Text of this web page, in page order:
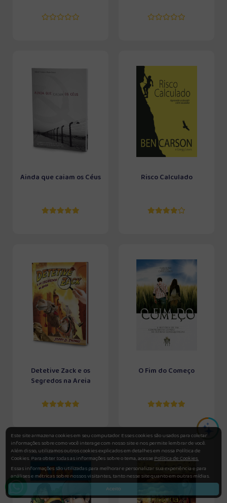
Ainda que caiam os Céus Risco Calculado
Detetive Zack e os
Segredos na Areia
O Fim do Começo
Este site armazena cookies em seu computador. Esses cookies são usados para coletar
informações sobre como você interage com nosso site e nos permite lembrar de você.
Além disso, utilizamos outros cookies explicados em detalhes em nossa Política de
Cookies. Para obter todas as informações sobre o tema, acessePolítica de Cookies.
Essas informações são utilizadas para melhorar e personalizar sua experiência e para
análises e métricas sobre nossos visitantes, tanto nesse site quanto em outras mídias.
Aceito